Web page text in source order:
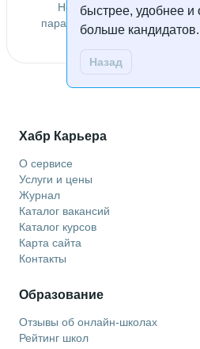
быстрее, удобнее и
больше кандидатов.
Назад
Не удалось найти
параметрам. Попробуйте
Хабр Карьера
О сервисе
Услуги и цены
Журнал
Каталог вакансий
Каталог курсов
Карта сайта
Контакты
Образование
Отзывы об онлайн-школах
Рейтинг школ